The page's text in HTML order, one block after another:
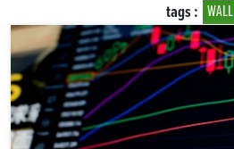
WALL
tags :